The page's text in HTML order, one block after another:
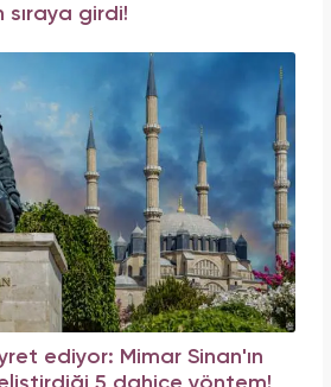
sıraya girdi!
ediyor: Mimar Sinan'ın